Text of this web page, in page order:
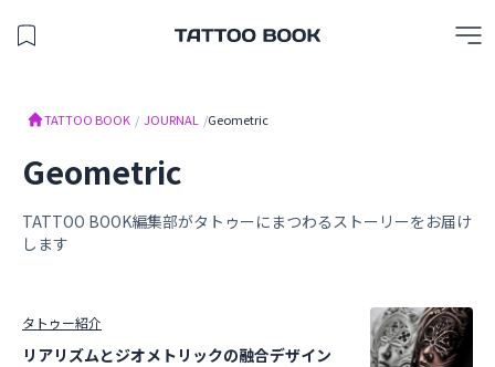
保存したスタジオを見る
TATTOO BOOK / JOURNAL /Geometric
Geometric
TATTOO BOOK編集部がタトゥーにまつわるストーリーをお届け
します
タトゥー紹介
リアリズムとジオメトリックの融合デザイン